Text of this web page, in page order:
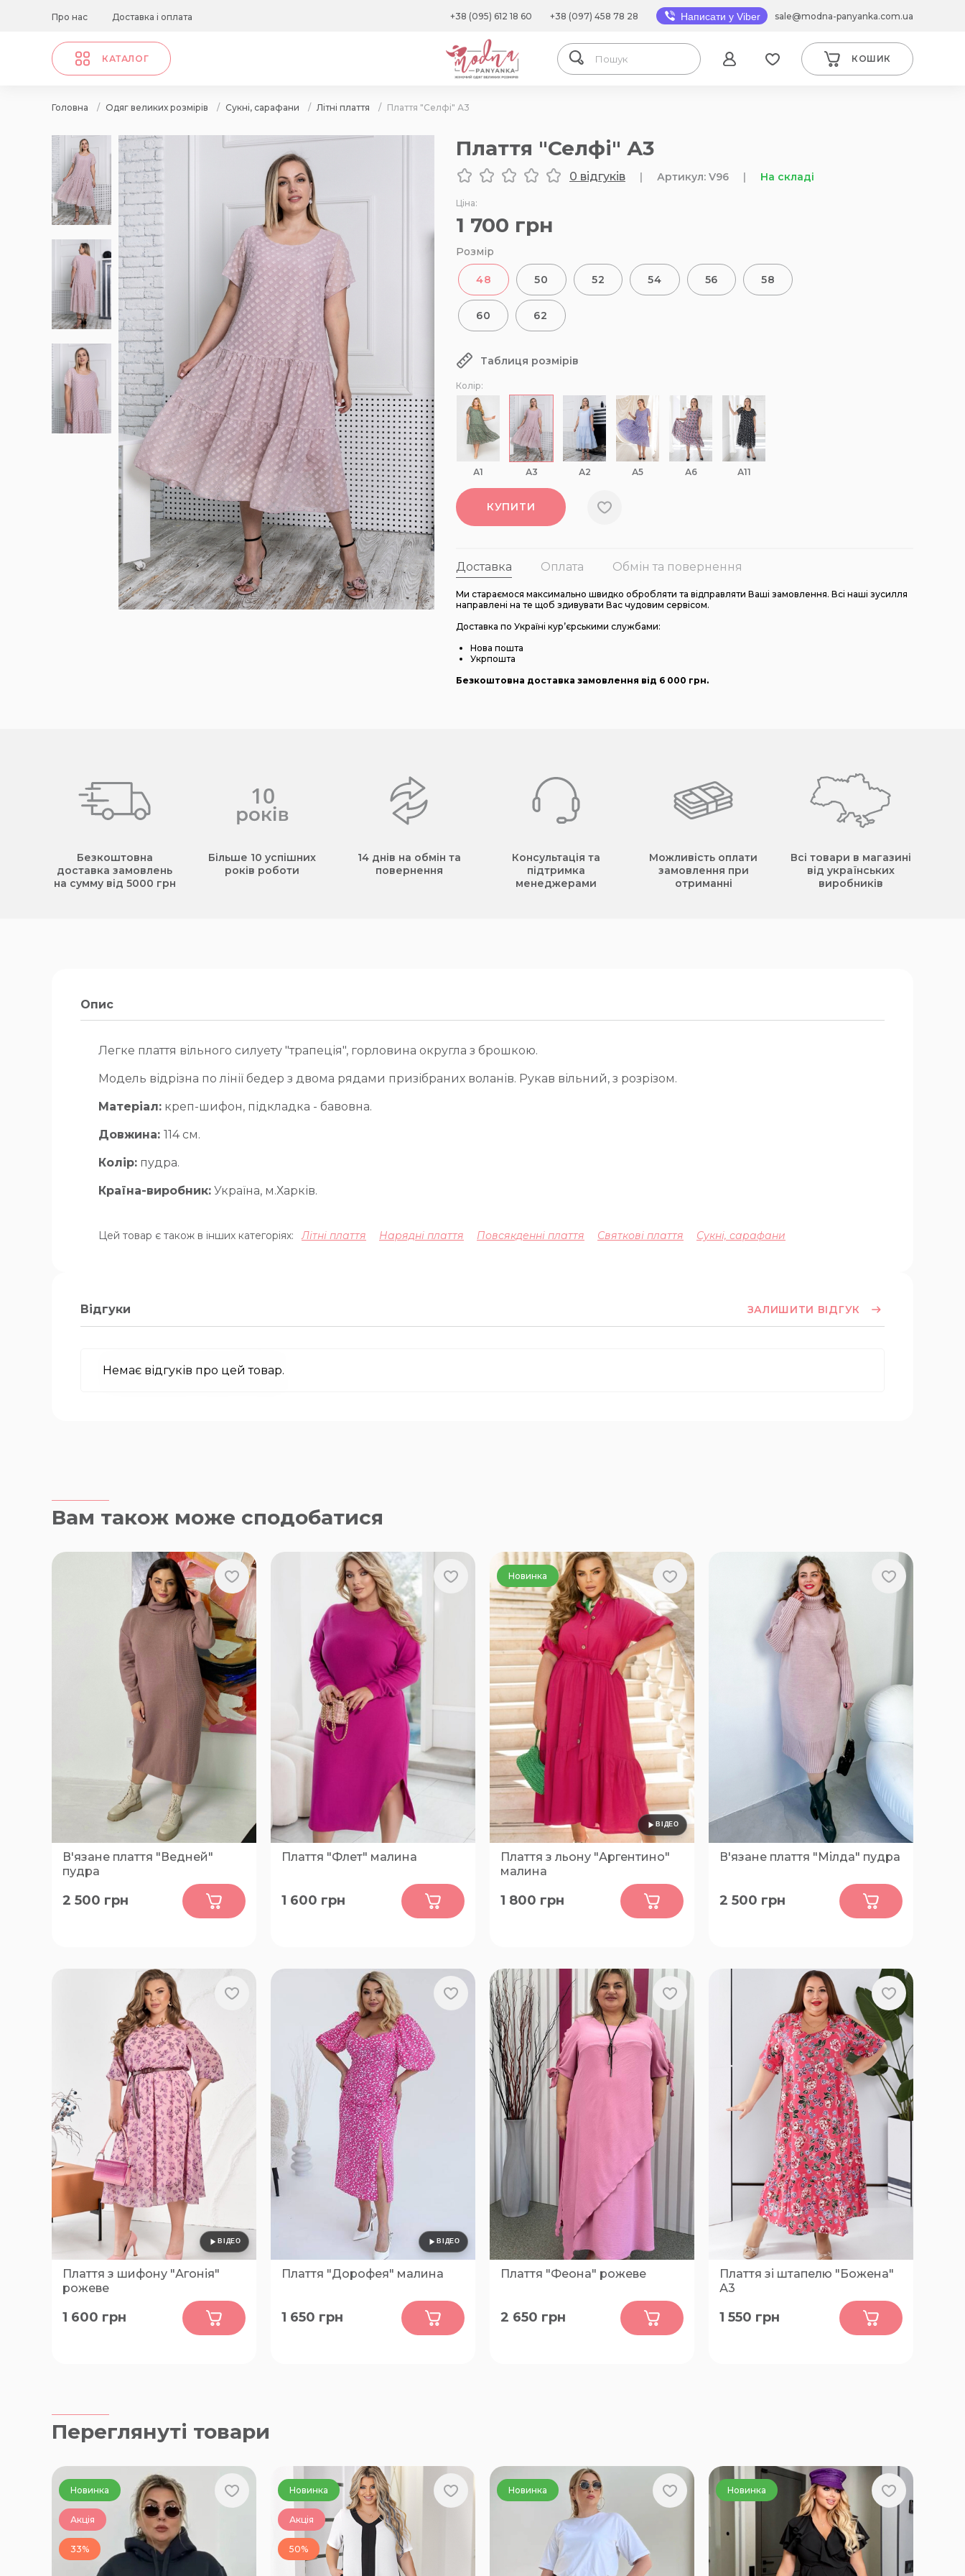
Про нас Доставка і оплата +38 (095) 612 18 60 +38 (097) 458 78 28 Написати у Viber sale@modna-panyanka.com.ua
КАТАЛОГ КОШИК
Головна / Одяг великих розмірів / Сукні, сарафани / Літні плаття / Плаття "Селфі" А3
Плаття "Селфі" А3
0 відгуків | Артикул: V96 | На складі
Ціна:
1 700 грн
Розмір
48 50 52 54 56 58
60 62
Таблиця розмірів
Колір:
А1 А3 А2 А5 А6 А11
КУПИТИ
Доставка Оплата Обмін та повернення
Ми стараємося максимально швидко обробляти та відправляти Ваші замовлення. Всі наші зусилля
направлені на те щоб здивувати Вас чудовим сервісом.
Доставка по Україні кур’єрськими службами:
Нова пошта
Укрпошта
Безкоштовна доставка замовлення від 6 000 грн.
Безкоштовна
доставка замовлень
на сумму від 5000 грн
Більше 10 успішних
років роботи
14 днів на обмін та
повернення
Консультація та
підтримка
менеджерами
Можливість оплати
замовлення при
отриманні
Всі товари в магазині
від українських
виробників
Опис
Легке плаття вільного силуету "трапеція", горловина округла з брошкою.
Модель відрізна по лінії бедер з двома рядами призібраних воланів. Рукав вільний, з розрізом.
Матеріал: креп-шифон, підкладка - бавовна.
Довжина: 114 см.
Колір: пудра.
Країна-виробник: Україна, м.Харків.
Цей товар є також в інших категоріях: Літні плаття Нарядні плаття Повсякденні плаття Святкові плаття Сукні, сарафани
Відгуки ЗАЛИШИТИ ВІДГУК
Немає відгуків про цей товар.
Вам також може сподобатися
В'язане плаття "Ведней"
пудра
2 500 грн
Плаття "Флет" малина
46-48, 58-60, 62-64, 66-68, 50-52,
1 600 грн
Новинка
Плаття з льону "Аргентино"
малина
48-50, 52-54, 56-58, 60-62, 64-66,
1 800 грн
В'язане плаття "Мілда" пудра
2 500 грн
Плаття з шифону "Агонія"
рожеве
46-48, 50-52, 54-56, 62-64, 66-68,
1 600 грн
Плаття "Дорофея" малина
50-52, 54-56, 58-60, 62-64
1 650 грн
Плаття "Феона" рожеве
2 650 грн
Плаття зі штапелю "Божена"
А3
1 550 грн
Переглянуті товари
Новинка
Акція
33%
Новинка
Акція
50%
Новинка Новинка